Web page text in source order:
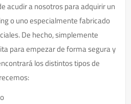
acudir a nosotros para adquirir un
o uno especialmente fabricado
De hecho, simplemente
para empezar de forma segura y
los distintos tipos de